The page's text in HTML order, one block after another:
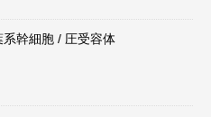
幹細胞 / 圧受容体